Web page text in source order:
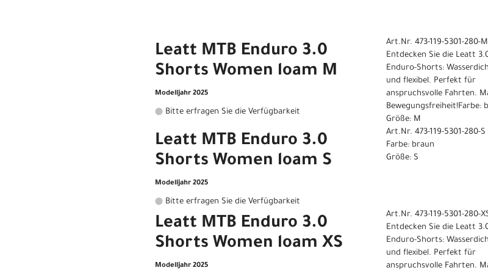
Leatt MTB Enduro 3.0
Shorts Women loam M
Modelljahr 2025
Bitte erfragen Sie die Verfügbarkeit
Art.Nr. 473-119-5301-280-M
Entdecken Sie die Leatt
Enduro-Shorts:
und flexibel. Perfekt für
anspruchsvolle Fahrten.
Bewegungsfreiheit!Farbe:
Größe: M
Leatt MTB Enduro 3.0
Shorts Women loam S
Modelljahr 2025
Bitte erfragen Sie die Verfügbarkeit
Art.Nr. 473-119-5301-280-S
Farbe: braun
Größe: S
Leatt MTB Enduro 3.0
Shorts Women loam XS
Modelljahr 2025
Art.Nr. 473-119-5301-280-
Entdecken Sie die Leatt
Enduro-Shorts:
und flexibel. Perfekt für
anspruchsvolle Fahrten.